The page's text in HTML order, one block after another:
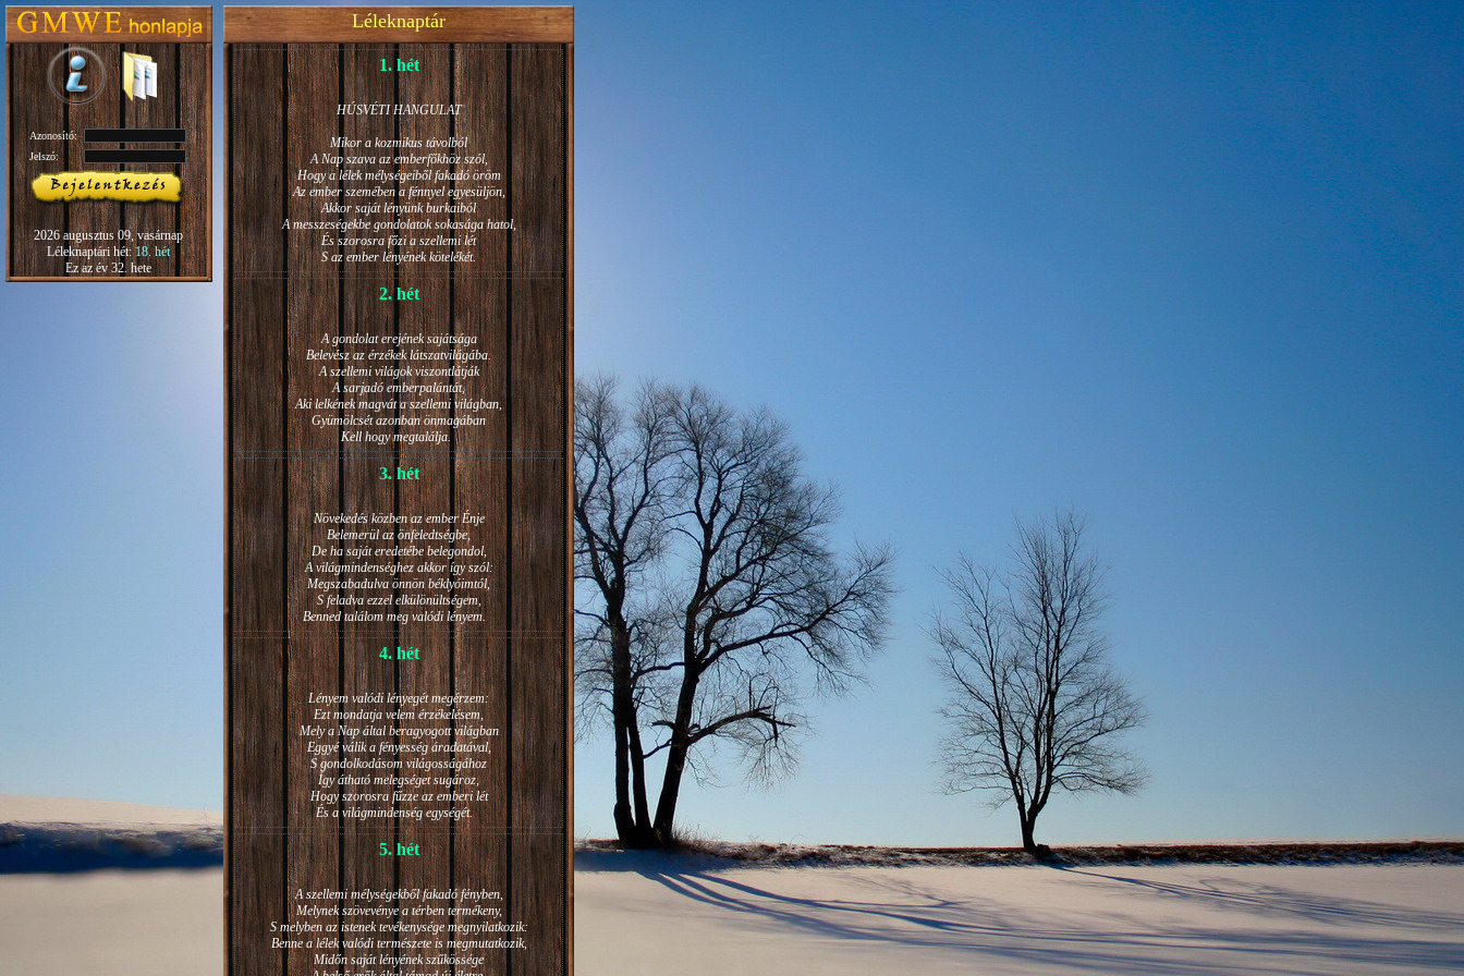
Azonosító:
Jelszó:
2026 augusztus 09, vasárnap
Léleknaptári hét:18. hét
Ez az év 32. hete
Léleknaptár
1. hét
HÚSVÉTI HANGULAT
Mikor a kozmikus távolból
A Nap szava az emberfőkhöz szól,
Hogy a lélek mélységeiből fakadó öröm
Az ember szemében a fénnyel egyesüljön,
Akkor saját lényünk burkaiból
A messzeségekbe gondolatok sokasága hatol,
És szorosra főzi a szellemi lét
S az ember lényének kötelékét.
2. hét
A gondolat erejének sajátsága
Belevész az érzékek látszatvilágába.
A szellemi világok viszontlátják
A sarjadó emberpalántát,
Aki lelkének magvát a szellemi világban,
Gyümölcsét azonban önmagában
Kell hogy megtalálja.
3. hét
Növekedés közben az ember Énje
Belemerül az önfeledtségbe,
De ha saját eredetébe belegondol,
A világmindenséghez akkor így szól:
Megszabadulva önnön béklyóimtól,
S feladva ezzel elkülönültségem,
Benned találom meg valódi lényem.
4. hét
Lényem valódi lényegét megérzem:
Ezt mondatja velem érzékelésem,
Mely a Nap által beragyogott világban
Eggyé válik a fényesség áradatával,
S gondolkodásom világosságához
Így átható melegséget sugároz,
Hogy szorosra fűzze az emberi lét
És a világmindenség egységét.
5. hét
A szellemi mélységekből fakadó fényben,
Melynek szövevénye a térben termékeny,
S melyben az istenek tevékenysége megnyilatkozik:
Benne a lélek valódi természete is megmutatkozik,
Midőn saját lényének szűkössége